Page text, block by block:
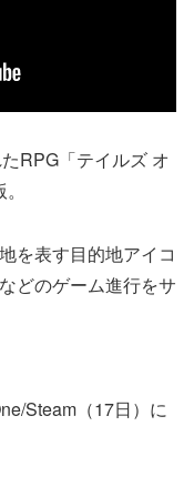
RPG「テイルズ オ
を表す目的地アイコ
どのゲーム進行をサ
Steam（17日）に